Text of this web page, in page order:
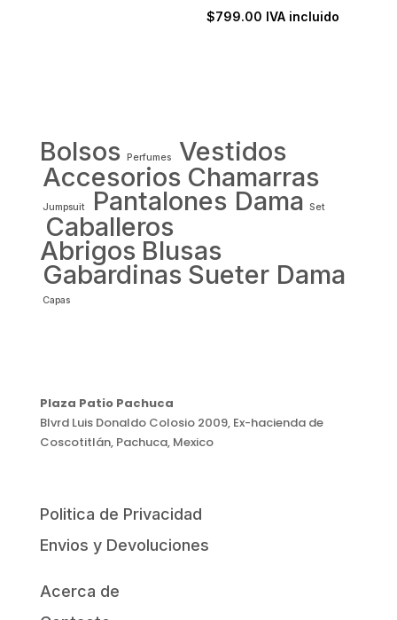
$799.00 IVA incluido
Bolsos Perfumes
Vestidos
Accesorios Chamarras
Jumpsuit Pantalones Dama Set
Caballeros
Abrigos Blusas
Gabardinas Sueter Dama
Capas
Plaza Patio Pachuca
Blvrd Luis Donaldo Colosio 2009, Ex-hacienda de
Coscotitlán, Pachuca, Mexico
Politica de Privacidad
Envios y Devoluciones
Acerca de